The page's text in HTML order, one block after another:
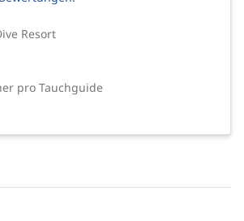
Resort
pro Tauchguide